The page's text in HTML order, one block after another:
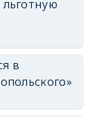
в